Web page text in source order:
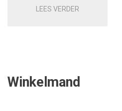
LEES VERDER
Winkelmand